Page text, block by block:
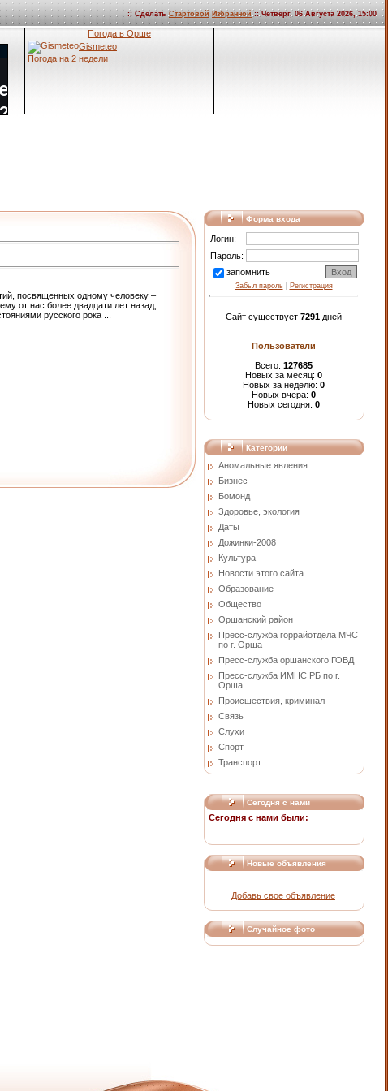
:: СделатьСтартовой Избранной :: Четверг, 06 Августа 2026, 15:00
Погода в Орше
Gismeteo
Погода на 2 недели
посвященных одному человеку –
от нас более двадцати лет назад,
русского рока
Форма входа
Логин:
Пароль:
запомнить
Забыл пароль| Регистрация
Сайт существует 7291 дней
Пользователи
Всего: 127685
Новых за месяц: 0
Новых за неделю: 0
Новых вчера: 0
Новых сегодня: 0
Категории
Аномальные явления
Бизнес
Бомонд
Здоровье, экология
Даты
Дожинки-2008
Культура
Новости этого сайта
Образование
Общество
Оршанский район
Пресс-служба горрайотдела МЧС
по г. Орша
Пресс-служба оршанского ГОВД
Пресс-служба ИМНС РБ по г.
Орша
Проиcшествия, криминал
Связь
Слухи
Спорт
Транспорт
Сегодня с нами
Сегодня с нами были:
Новые объявления
Добавь свое объявление
Случайное фото